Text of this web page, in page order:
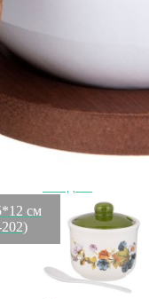
см
Ваза
Bronco (189-380)
Быстрый